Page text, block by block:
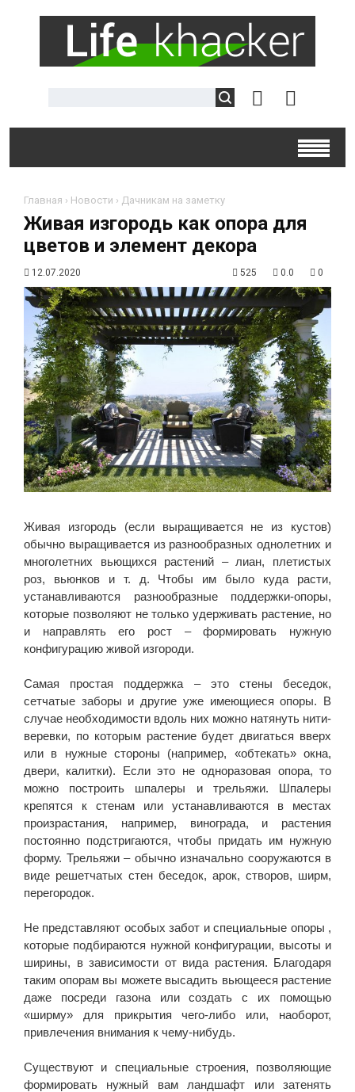
Главная › Новости › Дачникам на заметку
Живая изгородь как опора для
цветов и элемент декора
12.07.2020 525 0.0 0
Живая изгородь (если выращивается не из кустов)
обычно выращивается из разнообразных однолетних и
многолетних вьющихся растений – лиан, плетистых
роз, вьюнков и т. д. Чтобы им было куда расти,
устанавливаются разнообразные поддержки-опоры,
которые позволяют не только удерживать растение, но
и направлять его рост – формировать нужную
конфигурацию живой изгороди.
Самая простая поддержка – это стены беседок,
сетчатые заборы и другие уже имеющиеся опоры. В
случае необходимости вдоль них можно натянуть нити-
веревки, по которым растение будет двигаться вверх
или в нужные стороны (например, «обтекать» окна,
двери, калитки). Если это не одноразовая опора, то
можно построить шпалеры и трельяжи. Шпалеры
крепятся к стенам или устанавливаются в местах
произрастания, например, винограда, и растения
постоянно подстригаются, чтобы придать им нужную
форму. Трельяжи – обычно изначально сооружаются в
виде решетчатых стен беседок, арок, створов, ширм,
перегородок.
Не представляют особых забот и специальные опоры ,
которые подбираются нужной конфигурации, высоты и
ширины, в зависимости от вида растения. Благодаря
таким опорам вы можете высадить вьющееся растение
даже посреди газона или создать с их помощью
«ширму» для прикрытия чего-либо или, наоборот,
привлечения внимания к чему-нибудь.
Существуют и специальные строения, позволяющие
формировать нужный вам ландшафт или затенять